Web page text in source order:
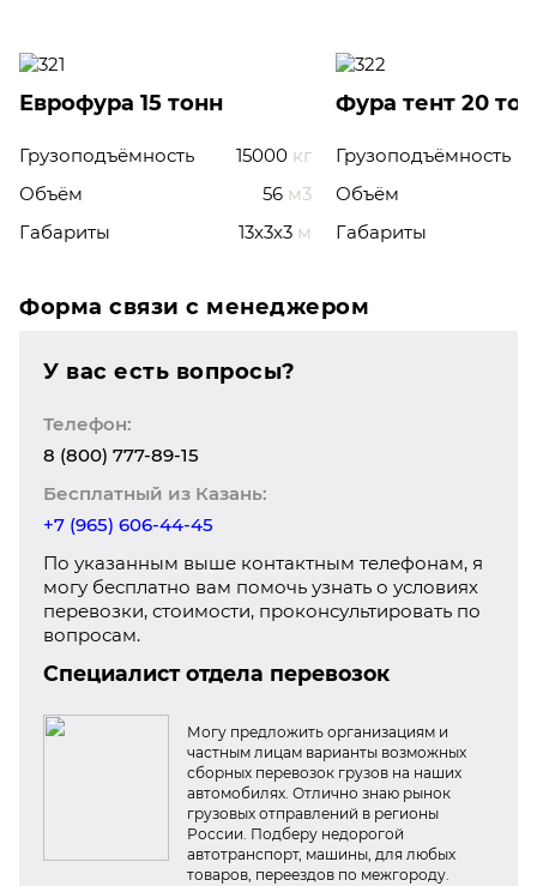
Еврофура 15 тонн
Грузоподъёмность 15000 кг
Объём
56 м3
Габариты
13x3x3 м
Фура тент 20
Грузоподъёмность
Объём
Габариты
Форма связи с менеджером
У вас есть вопросы?
Телефон:
8 (800) 777-89-15
Бесплатный из Казань:
+7 (965) 606-44-45
По указанным выше контактным телефонам, я
могу бесплатно вам помочь узнать о условиях
перевозки, стоимости, проконсультировать по
вопросам.
Специалист отдела перевозок
Могу предложить организациям и
частным лицам варианты возможных
сборных перевозок грузов на наших
автомобилях. Отлично знаю рынок
грузовых отправлений в регионы
России. Подберу недорогой
автотранспорт, машины, для любых
товаров, переездов по межгороду.